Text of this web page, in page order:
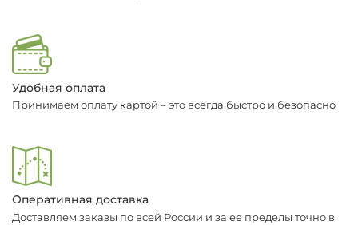
Удобная оплата
Принимаем оплату картой – это всегда быстро и безопасно
Оперативная доставка
Доставляем заказы по всей России и за ее пределы точно в